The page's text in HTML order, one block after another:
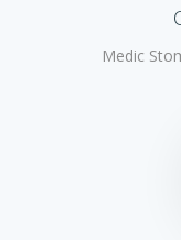
Medic